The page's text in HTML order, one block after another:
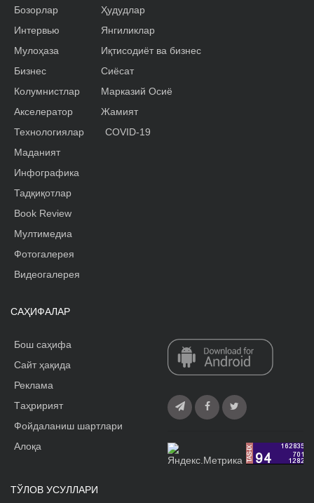
Бозорлар
Интервью
Мулоҳаза
Бизнес
Колумнистлар
Акселератор
Ҳудудлар
Янгиликлар
Иқтисодиёт ва бизнес
Сиёсат
Марказий Осиё
Жамият
Технологиялар
Маданият
Инфографика
Тадқиқотлар
Book Review
Мултимедиа
Фотогалерея
Видеогалерея
COVID-19
САҲИФАЛАР
Бош саҳифа
Сайт ҳақида
Реклама
Tаҳририят
Фойдаланиш шартлари
Алоқа
ТЎЛОВ УСУЛЛАРИ